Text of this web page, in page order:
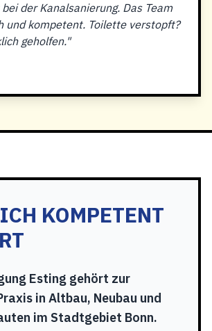
der Kanalsanierung. Das Team
und kompetent. Toilette verstopft?
geholfen."
KOMPETENT
Esting gehört zur
in Altbau, Neubau und
im Stadtgebiet Bonn.